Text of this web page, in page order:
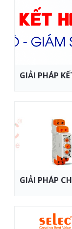
GIẢI PHÁP
GIẢI PHÁP